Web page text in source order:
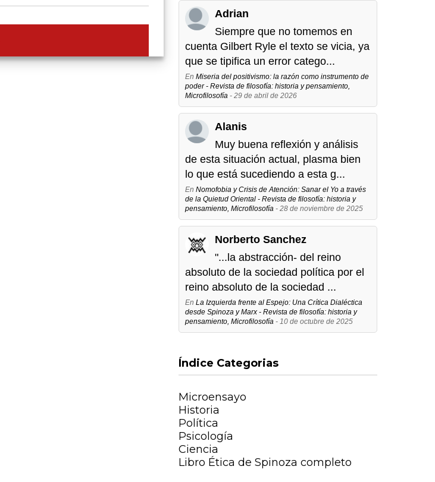
Adrian
Siempre que no tomemos en
cuenta Gilbert Ryle el texto se vicia, ya
que se tipifica un error catego...
En Miseria del positivismo: la razón como instrumento de
poder - Revista de filosofía: historia y pensamiento,
Microfilosofía - 29 de abril de 2026
Alanis
Muy buena reflexión y análisis
de esta situación actual, plasma bien
lo que está sucediendo a esta g...
En Nomofobia y Crisis de Atención: Sanar el Yo a través
de la Quietud Oriental - Revista de filosofía: historia y
pensamiento, Microfilosofía - 28 de noviembre de 2025
Norberto Sanchez
"...la abstracción- del reino
absoluto de la sociedad política por el
reino absoluto de la sociedad ...
En La Izquierda frente al Espejo: Una Crítica Dialéctica
desde Spinoza y Marx - Revista de filosofía: historia y
pensamiento, Microfilosofía - 10 de octubre de 2025
Índice Categorias
Microensayo
Historia
Política
Psicología
Ciencia
Libro Ética de Spinoza completo